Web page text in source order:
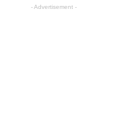
- Advertisement -